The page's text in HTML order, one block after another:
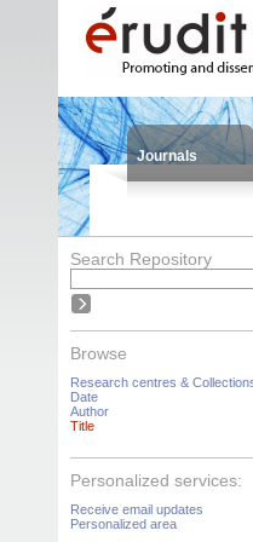
Journals
Search Repository
Browse
Research centres &
Date
Author
Title
Personalized services:
Receive email updates
Personalized area